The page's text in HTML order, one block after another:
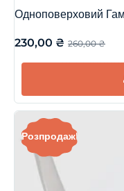
Одноповерховий
260,00₴
230,00 ₴
Розпродаж!